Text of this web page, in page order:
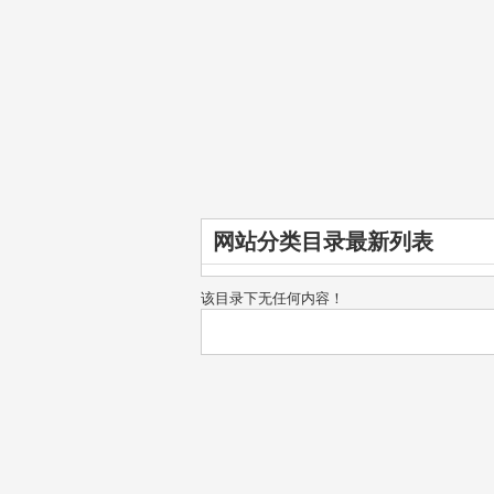
网站分类目录最新列表
该目录下无任何内容！